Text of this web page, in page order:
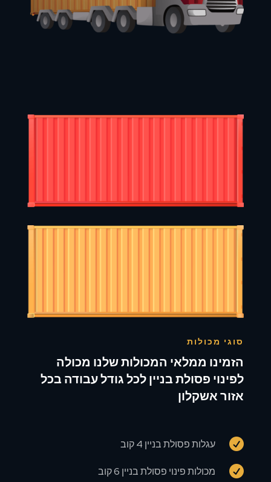
סוגי מכולות
הזמינו ממלאי המכולות שלנו מכולה
לפינוי פסולת בניין לכל גודל עבודה בכל
אזור אשקלון
 עגלות פסולת בניין 4 קוב
 מכולות פינוי פסולת בניין 6 קוב